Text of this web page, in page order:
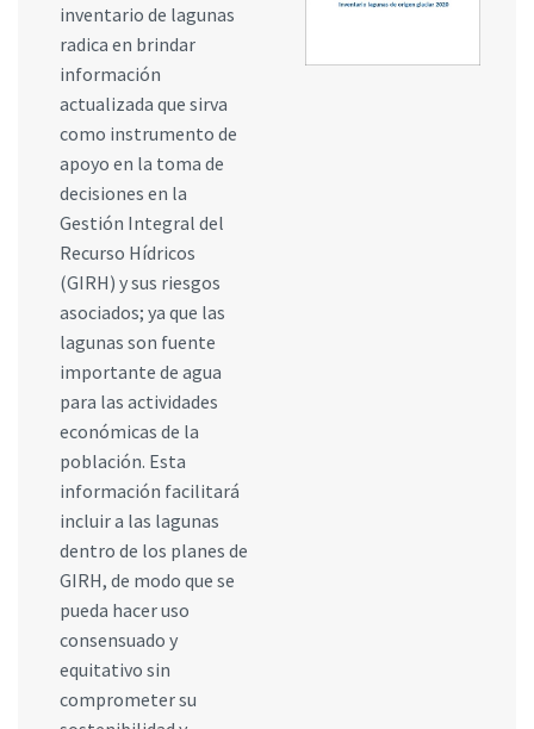
inventario de lagunas
radica en brindar
información
actualizada que sirva
como instrumento de
apoyo en la toma de
decisiones en la
Gestión Integral del
Recurso Hídricos
(GIRH) y sus riesgos
asociados; ya que las
lagunas son fuente
importante de agua
para las actividades
económicas de la
población. Esta
información facilitará
incluir a las lagunas
dentro de los planes de
GIRH, de modo que se
pueda hacer uso
consensuado y
equitativo sin
comprometer su